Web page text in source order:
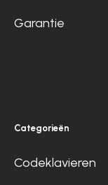
Garantie
Categorieën
Codeklavieren